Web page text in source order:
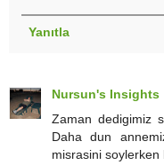
Yanıtla
Nursun's Insights
Zaman dedigimiz
Daha dun
misrasini soylerken